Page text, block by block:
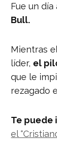
Fue un
Bull.
Mientras
líder, el
que le
rezagado
Te
el